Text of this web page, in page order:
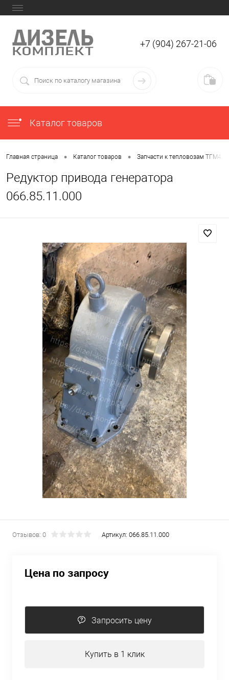
+7 (904) 267-21-06
Каталог товаров
Главная страница • Каталог товаров • Запчасти к тепловозам ТГМ4,
Редуктор привода генератора
066.85.11.000
Отзывов: 0 Артикул: 066.85.11.000
Цена по запросу
Запросить цену
Купить в 1 клик